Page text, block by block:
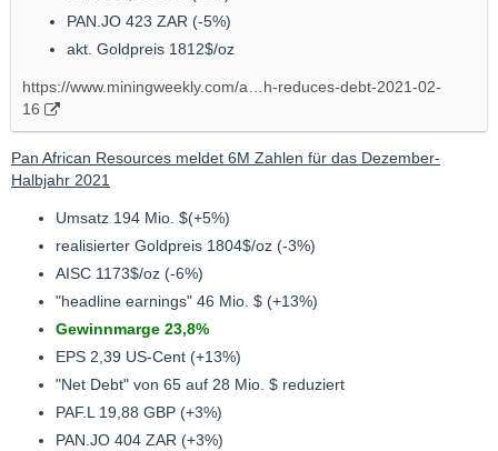
PAN.JO 423 ZAR (-5%)
akt. Goldpreis 1812$/oz
https://www.miningweekly.com/a…h-reduces-debt-2021-02-
16
Pan African Resources meldet 6M Zahlen für das Dezember-
Halbjahr 2021
Umsatz 194 Mio. $(+5%)
realisierter Goldpreis 1804$/oz (-3%)
AISC 1173$/oz (-6%)
"headline earnings" 46 Mio. $ (+13%)
Gewinnmarge 23,8%
EPS 2,39 US-Cent (+13%)
"Net Debt" von 65 auf 28 Mio. $ reduziert
PAF.L 19,88 GBP (+3%)
PAN.JO 404 ZAR (+3%)